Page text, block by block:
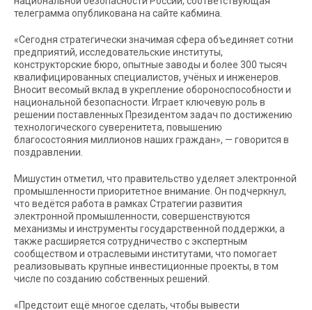
телеграмма опубликована на сайте кабмина.
«Сегодня стратегически значимая сфера объединяет сотни
предприятий, исследовательские институты,
конструкторские бюро, опытные заводы и более 300 тысяч
квалифицированных специалистов, учёных и инженеров.
Вносит весомый вклад в укрепление обороноспособности и
национальной безопасности. Играет ключевую роль в
решении поставленных Президентом задач по достижению
технологического суверенитета, повышению
благосостояния миллионов наших граждан», — говорится в
поздравлении.
Мишустин отметил, что правительство уделяет электронной
промышленности приоритетное внимание. Он подчеркнул,
что ведётся работа в рамках Стратегии развития
электронной промышленности, совершенствуются
механизмы и инструменты государственной поддержки, а
также расширяется сотрудничество с экспертным
сообществом и отраслевыми институтами, что помогает
реализовывать крупные инвестиционные проекты, в том
числе по созданию собственных решений.
«Предстоит ещё многое сделать, чтобы вывести